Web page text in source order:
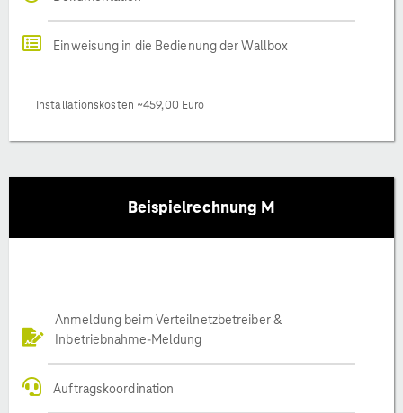
Einweisung in die Bedienung der Wallbox
Installationskosten ~459,00 Euro
Beispielrechnung M
Anmeldung beim Verteilnetzbetreiber &
Inbetriebnahme-Meldung
Auftragskoordination